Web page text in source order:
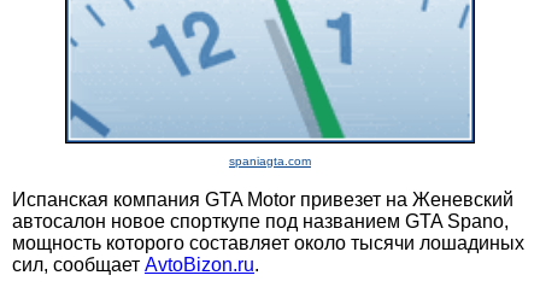
spaniagta.com
Испанская компания GTA Motor привезет на Женевский
автосалон новое спорткупе под названием GTA Spano,
мощность которого составляет около тысячи лошадиных
сил, сообщает AvtoBizon.ru.